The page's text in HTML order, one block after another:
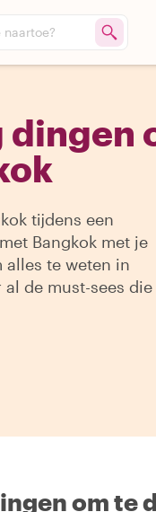
naartoe?
tijdens een
Bangkok met je
te weten in
al de must-sees die
om te